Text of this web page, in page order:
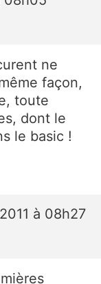
ne
façon,
toute
dont le
le basic !
à 08h27